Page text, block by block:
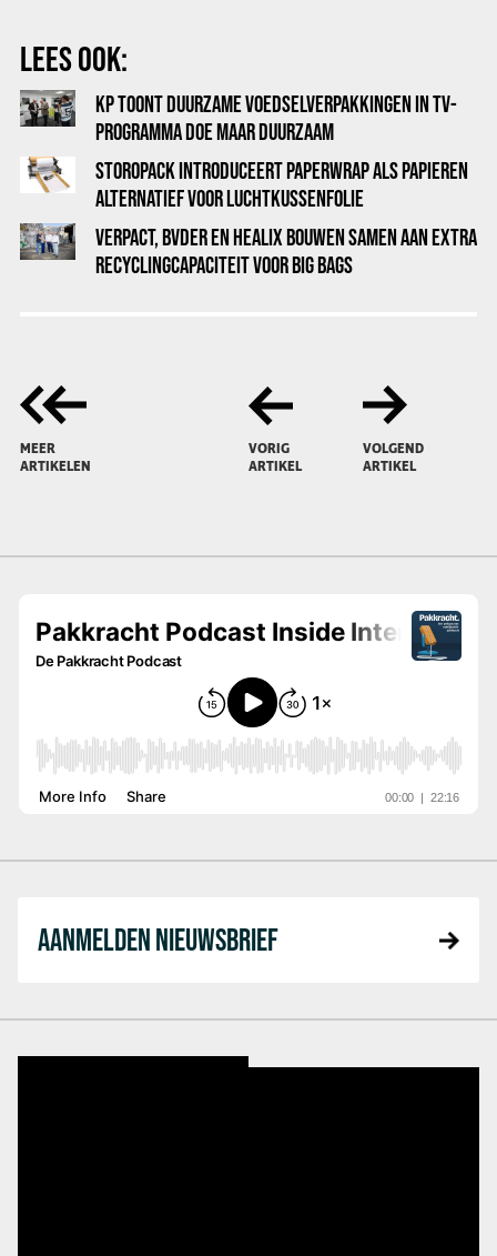
LEES OOK:
KP TOONT DUURZAME VOEDSELVERPAKKINGEN IN TV-
PROGRAMMA DOE MAAR DUURZAAM
STOROPACK INTRODUCEERT PAPERWRAP ALS PAPIEREN
ALTERNATIEF VOOR LUCHTKUSSENFOLIE
VERPACT, BVDER EN HEALIX BOUWEN SAMEN AAN EXTRA
RECYCLINGCAPACITEIT VOOR BIG BAGS
MEER
ARTIKELEN
VORIG
ARTIKEL
VOLGEND
ARTIKEL
AANMELDEN NIEUWSBRIEF